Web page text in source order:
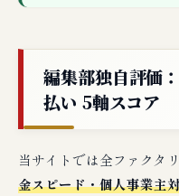
編集部独自評価
払い 5軸スコア
当サイトでは全ファクタ
金スピード・個人事業主